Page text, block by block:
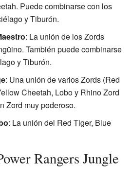
Puede combinarse con los
y Tiburón.
: La unión de los Zords
También puede combinarse
y Tiburón.
: Una unión de varios Zords (Red
Cheetah, Lobo y Rhino Zord
Zord muy poderoso.
: La unión del Red Tiger, Blue
Rangers Jungle